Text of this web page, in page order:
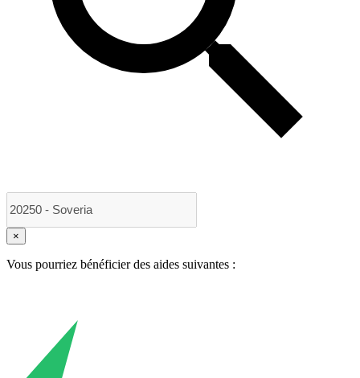
×
Vous pourriez bénéficier des aides suivantes :